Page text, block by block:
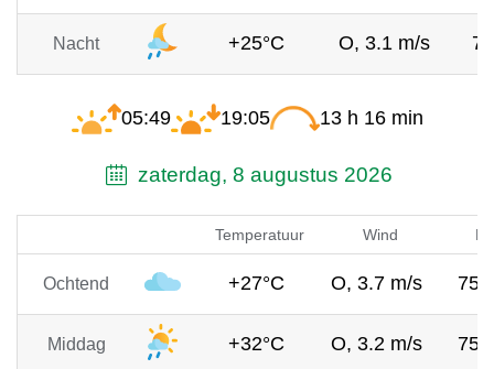
Nacht +25°C O, 3.1 m/s
05:49 19:05 13 h 16 min
zaterdag, 8 augustus 2026
Temperatuur Wind
Ochtend +27°C O, 3.7 m/s
Middag +32°C O, 3.2 m/s